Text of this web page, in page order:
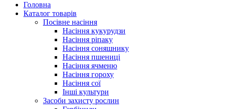
Головна
Каталог товарів
Посівне насіння
Насіння кукурудзи
Насіння ріпаку
Насіння соняшнику
Насіння пшениці
Насіння ячменю
Насіння гороху
Насіння сої
Інші культури
Засоби захисту рослин